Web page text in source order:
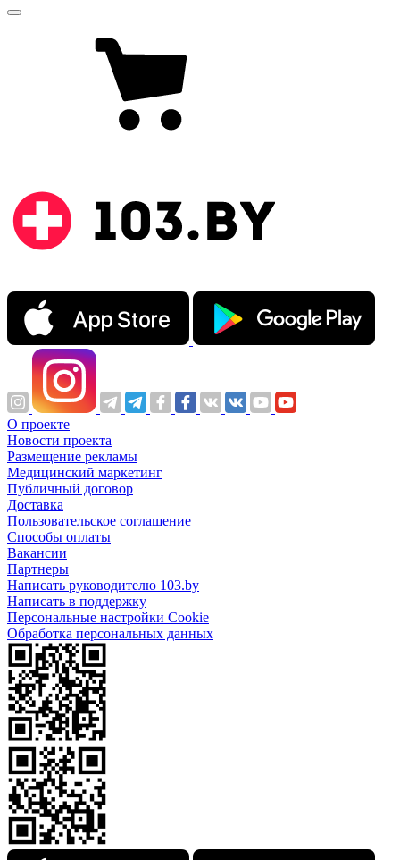
О проекте
Новости проекта
Размещение рекламы
Медицинский маркетинг
Публичный договор
Доставка
Пользовательское соглашение
Способы оплаты
Вакансии
Партнеры
Написать руководителю 103.by
Написать в поддержку
Персональные настройки Cookie
Обработка персональных данных